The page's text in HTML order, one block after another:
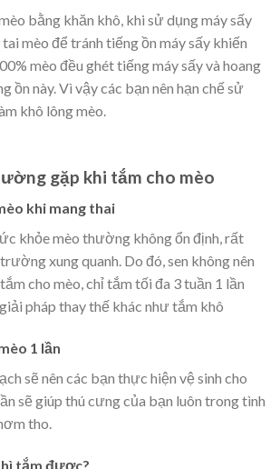
bằng khăn khô, khi sử dụng máy sấy
mèo để tránh tiếng ồn máy sấy khiến
mèo đều ghét tiếng máy sấy và hoang
ồn này. Vì vậy các bạn nên hạn chế sử
khô lông mèo.
gặp khi tắm cho mèo
khi mang thai
khỏe mèo thường không ổn định, rất
xung quanh. Do đó, sen không nên
cho mèo, chỉ tắm tối đa 3 tuần 1 lần
pháp thay thế khác như tắm khô
1 lần
sẽ nên các bạn thực hiện vệ sinh cho
sẽ giúp thú cưng của bạn luôn trong tình
tho.
tắm được?